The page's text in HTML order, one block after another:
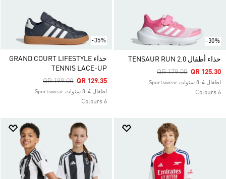
-30%
حذاء أطفال TENSAUR RUN 2.0
Price Reduced From
QR 179.00ToQR 125.30
اطفال 4-8 سنوات Sportswear
6 Colours
-35%
حذاء GRAND COURT LIFESTYLE
TENNIS LACE-UP
Price Reduced From
QR 199.00ToQR 129.35
اطفال 4-8 سنوات Sportswear
6 Colours